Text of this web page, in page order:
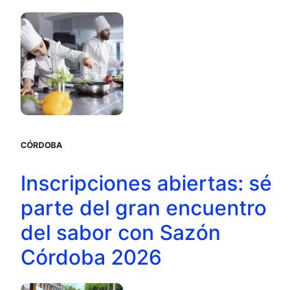
CÓRDOBA
Inscripciones abiertas: sé
parte del gran encuentro
del sabor con Sazón
Córdoba 2026